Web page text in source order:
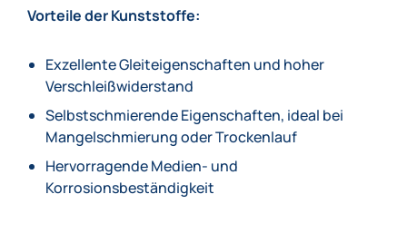
Vorteile der Kunststoffe:
Exzellente Gleiteigenschaften und hoher
Verschleißwiderstand
Selbstschmierende Eigenschaften, ideal bei
Mangelschmierung oder Trockenlauf
Hervorragende Medien- und
Korrosionsbeständigkeit